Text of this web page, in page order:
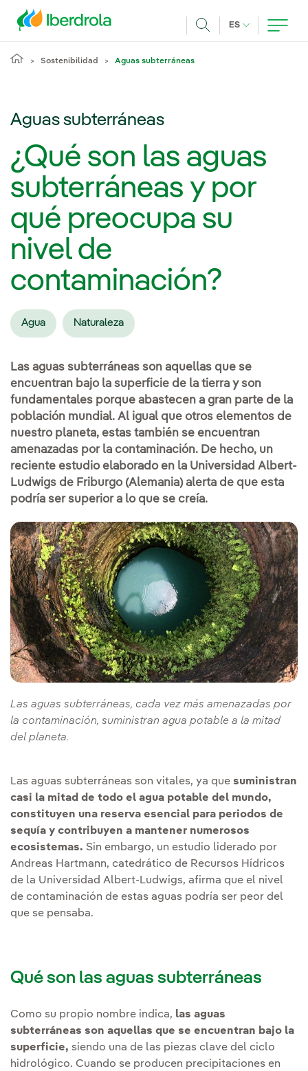
ES IDIOMA
Sostenibilidad Aguas subterráneas
Aguas subterráneas
¿Qué son las aguas
subterráneas y por
qué preocupa su
nivel de
contaminación?
Agua Naturaleza
Las aguas subterráneas son aquellas que se
encuentran bajo la superficie de la tierra y son
fundamentales porque abastecen a gran parte de la
población mundial. Al igual que otros elementos de
nuestro planeta, estas también se encuentran
amenazadas por la contaminación. De hecho, un
reciente estudio elaborado en la Universidad Albert-
Ludwigs de Friburgo (Alemania) alerta de que esta
podría ser superior a lo que se creía.
Las aguas subterráneas, cada vez más amenazadas por
la contaminación, suministran agua potable a la mitad
del planeta.
Las aguas subterráneas son vitales, ya que suministran
casi la mitad de todo el agua potable del mundo,
constituyen una reserva esencial para periodos de
sequía y contribuyen a mantener numerosos
ecosistemas. Sin embargo, un estudio liderado por
Andreas Hartmann, catedrático de Recursos Hídricos
de la Universidad Albert-Ludwigs, afirma que el nivel
de contaminación de estas aguas podría ser peor del
que se pensaba.
Qué son las aguas subterráneas
Como su propio nombre indica, las aguas
subterráneas son aquellas que se encuentran bajo la
superficie, siendo una de las piezas clave del ciclo
hidrológico. Cuando se producen precipitaciones en